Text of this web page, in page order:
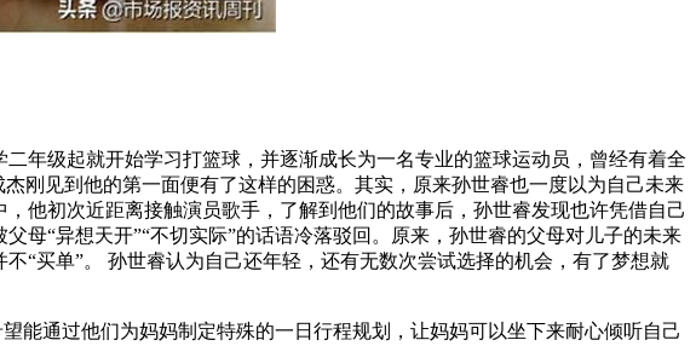
级起就开始学习打篮球，并逐渐成长为一名专业的篮球运动员，曾经有着全
刚见到他的第一面便有了这样的困惑。其实，原来孙世睿也一度以为自己未来
他初次近距离接触演员歌手，了解到他们的故事后，孙世睿发现也许凭借自己
母“异想天开”“不切实际”的话语冷落驳回。原来，孙世睿的父母对儿子的未来
“买单”。 孙世睿认为自己还年轻，还有无数次尝试选择的机会，有了梦想就
通过他们为妈妈制定特殊的一日行程规划，让妈妈可以坐下来耐心倾听自己